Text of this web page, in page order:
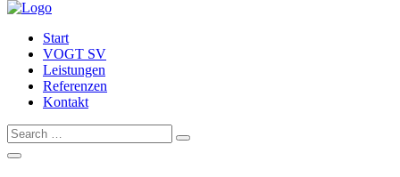
Start
VOGT SV
Leistungen
Referenzen
Kontakt